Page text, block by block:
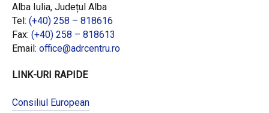
Alba Iulia, Județul Alba
Tel: (+40) 258 – 818616
Fax: (+40) 258 – 818613
Email: office@adrcentru.ro
LINK-URI RAPIDE
Consiliul European